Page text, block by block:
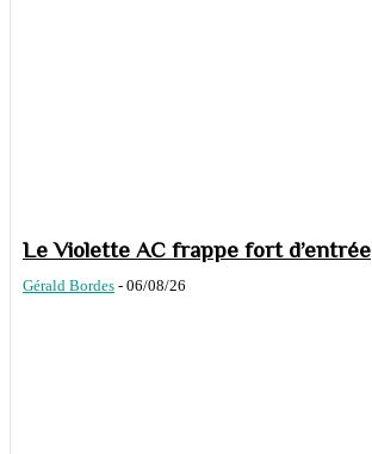
Le Violette AC frappe fort d’entrée
Gérald Bordes - 06/08/26